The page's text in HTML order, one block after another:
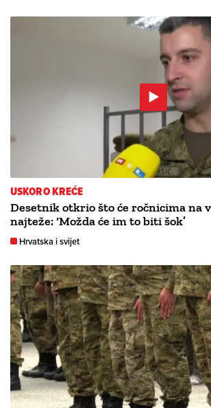
USKORO KREĆE
Desetnik otkrio što će ročnicima na
najteže: ‘Možda će im to biti šok’
Hrvatska i svijet